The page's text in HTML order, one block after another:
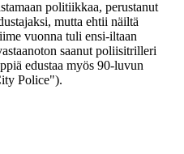
politiikkaa, perustanut
mutta ehtii näiltä
vuonna tuli ensi-iltaan
saanut poliisitrilleri
edustaa myös 90‑luvun
Police").